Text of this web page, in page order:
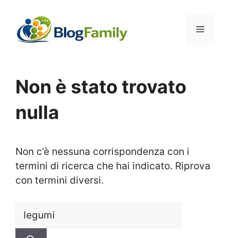
contenuto
Menu
Non è stato trovato
nulla
Non c’è nessuna corrispondenza con i
termini di ricerca che hai indicato. Riprova
con termini diversi.
Ricerca
per: